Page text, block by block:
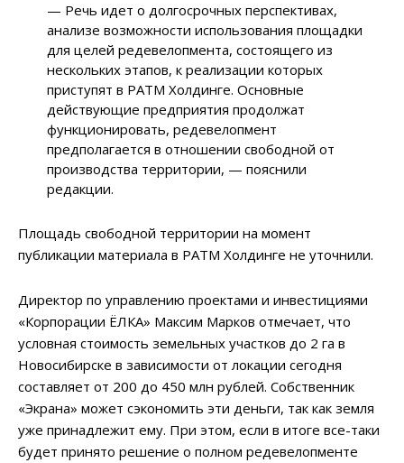
— Речь идет о долгосрочных перспективах,
анализе возможности использования площадки
для целей редевелопмента, состоящего из
нескольких этапов, к реализации которых
приступят в РАТМ Холдинге. Основные
действующие предприятия продолжат
функционировать, редевелопмент
предполагается в отношении свободной от
производства территории, — пояснили
редакции.
Площадь свободной территории на момент
публикации материала в РАТМ Холдинге не уточнили.
Директор по управлению проектами и инвестициями
«Корпорации ЁЛКА» Максим Марков отмечает, что
условная стоимость земельных участков до 2 га в
Новосибирске в зависимости от локации сегодня
составляет от 200 до 450 млн рублей. Собственник
«Экрана» может сэкономить эти деньги, так как земля
уже принадлежит ему. При этом, если в итоге все-таки
будет принято решение о полном редевелопменте